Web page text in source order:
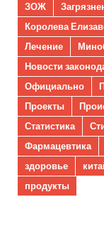
ЗОЖ
Королева
Лечение
Новости
Официально
Проекты
Статистика
Фармацевтика
здоровье
продукты